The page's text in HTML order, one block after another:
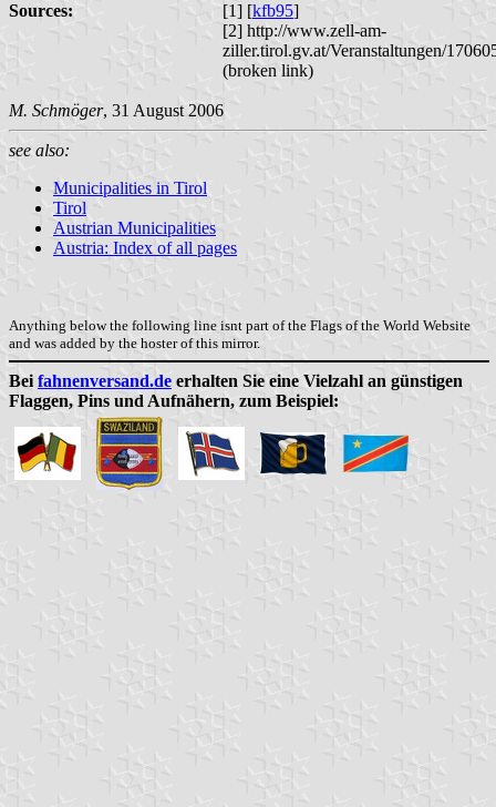
Sources: [1] [kfb95]
[2] http://www.zell-am-
ziller.tirol.gv.at/Veranstaltungen/
(broken link)
M. Schmöger, 31 August 2006
see also:
Municipalities in Tirol
Tirol
Austrian Municipalities
Austria: Index of all pages
Anything below the following line isnt part of the Flags of the World Website
and was added by the hoster of this mirror.
Bei fahnenversand.de erhalten Sie eine Vielzahl an günstigen
Flaggen, Pins und Aufnähern, zum Beispiel: